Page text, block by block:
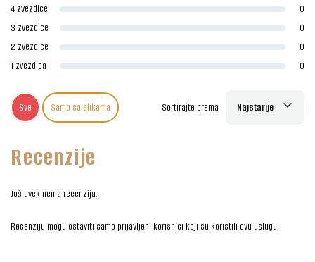
4 zvezdice
0
3 zvezdice
0
2 zvezdice
0
1 zvezdica
0
Sve Samo sa slikama Sortirajte prema Najstarije
Recenzije
Još uvek nema recenzija.
Recenziju mogu ostaviti samo prijavljeni korisnici koji su koristili ovu uslugu.